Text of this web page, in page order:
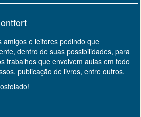
amigos e leitores pedindo que
dentro de suas possibilidades, para
trabalhos que envolvem aulas em todo
publicação de livros, entre outros.